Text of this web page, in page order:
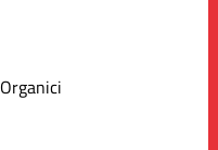
Organici